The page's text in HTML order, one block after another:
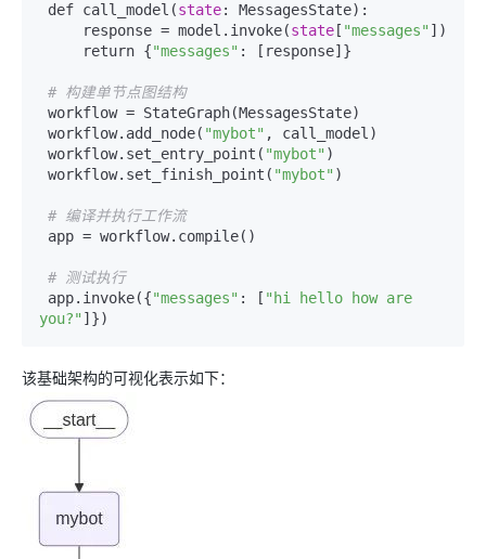
def call_model(state: MessagesState):
     response = model.invoke(
state [ "messages" ])
     return {
"messages" : [response]}
# 构建单节点图结构
workflow.add_node( "mybot" , call_model)
workflow.set_entry_point( "mybot" )
workflow.set_finish_point( "mybot" )
# 编译并执行工作流
# 测试执行
app.invoke({"messages" : [ "hi hello how are
you?"
该基础架构的可视化表示如下：